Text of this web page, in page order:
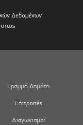
Δεδομένων
Γραμμή Δημότη
Επιτροπές
Διαγωνισμοί